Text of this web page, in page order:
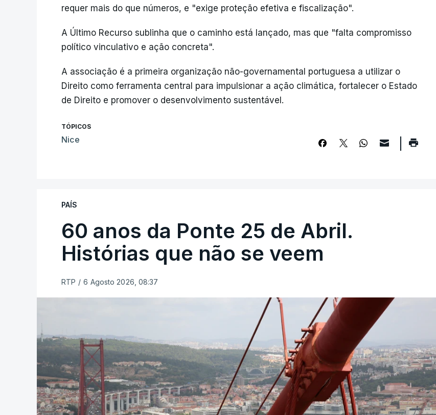
requer mais do que números, e "exige proteção efetiva e fiscalização".
A Último Recurso sublinha que o caminho está lançado, mas que "falta compromisso
político vinculativo e ação concreta".
A associação é a primeira organização não-governamental portuguesa a utilizar o
Direito como ferramenta central para impulsionar a ação climática, fortalecer o Estado
de Direito e promover o desenvolvimento sustentável.
TÓPICOS
Nice
PAÍS
60 anos da Ponte 25 de Abril.
Histórias que não se veem
RTP / 6 Agosto 2026, 08:37